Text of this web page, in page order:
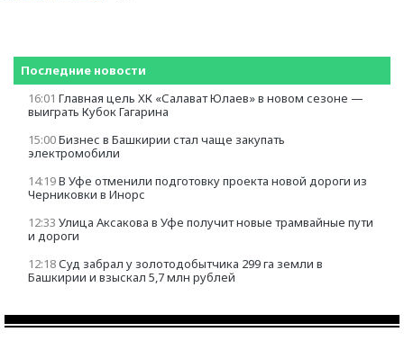
Последние новости
16:01 Главная цель ХК «Салават Юлаев» в новом сезоне —
выиграть Кубок Гагарина
15:00Бизнес в Башкирии стал чаще закупать
электромобили
14:19В Уфе отменили подготовку проекта новой дороги из
Черниковки в Инорс
12:33 Улица Аксакова в Уфе получит новые трамвайные пути
и дороги
12:18Суд забрал у золотодобытчика 299 га земли в
Башкирии и взыскал 5,7 млн рублей